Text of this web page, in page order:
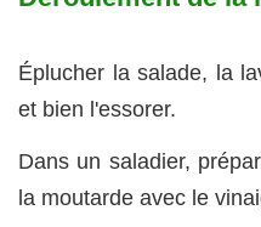
Éplucher la salade, la
et bien l'essorer.
Dans un saladier,
la moutarde avec le